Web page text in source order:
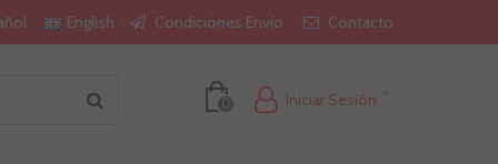
English Condiciones Envío Contacto
0 Iniciar Sesión